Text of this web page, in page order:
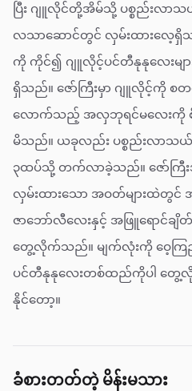
ပြီး ဂျူလိုင်တို့အိမ်သို့ ပစ္စည်းလာ
လသာဆောင်တွင် လှမ်းထားလေ့ရှိ
ကို ကိုင်၍ ဂျူလိုင့်ပင်တီနုနုလေးမျ
ရှိသည်။ ဇော်ကြီးမှာ ဂျူလိုင့်ကို စတင်
လောက်သည့် အလှဘုရင်မလေးကို စိ
မိသည်။ ယခုလည်း ပစ္စည်းလာသယ်ရ
၃ထပ်သို့ တက်လာခဲ့သည်။ ဇော်ကြီး
လှမ်းထားသော အဝတ်များထဲတွင်
ဇာဘော်လီလေးနှင့် အဖြူရောင်ခ
တွေ့လိုက်သည်။ မျက်လုံးကို ဝေ့ကြ
ပင်တီနုနုလေးတစ်ထည်ကိုပါ တွေ့လို
နိုင်တော့။
ခံစားတတ်တဲ့ မိန်းမသား